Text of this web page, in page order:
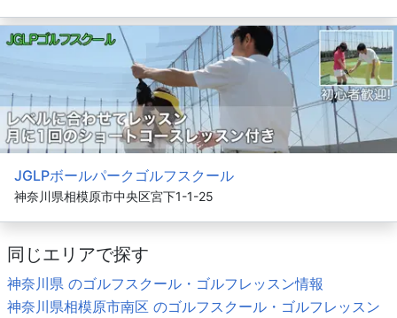
JGLPボールパークゴルフスクール
神奈川県相模原市中央区宮下1-1-25
同じエリアで探す
神奈川県 のゴルフスクール・ゴルフレッスン情報
神奈川県相模原市南区 のゴルフスクール・ゴルフレッスン